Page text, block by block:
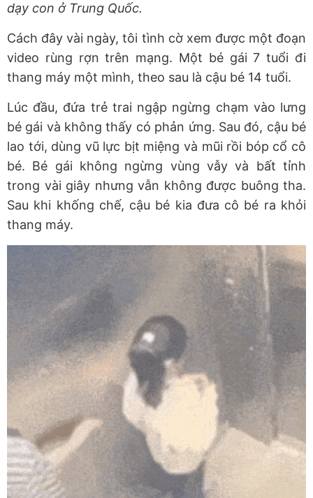
dạy con ở Trung Quốc.
Cách đây vài ngày, tôi tình cờ xem được một đoạn
video rùng rợn trên mạng. Một bé gái 7 tuổi đi
thang máy một mình, theo sau là cậu bé 14 tuổi.
Lúc đầu, đứa trẻ trai ngập ngừng chạm vào lưng
bé gái và không thấy có phản ứng. Sau đó, cậu bé
lao tới, dùng vũ lực bịt miệng và mũi rồi bóp cổ cô
bé. Bé gái không ngừng vùng vẫy và bất tỉnh
trong vài giây nhưng vẫn không được buông tha.
Sau khi khống chế, cậu bé kia đưa cô bé ra khỏi
thang máy.